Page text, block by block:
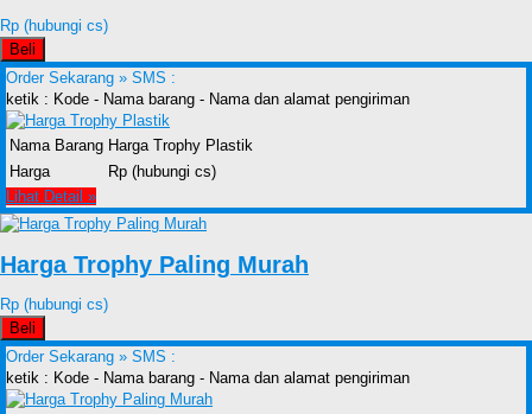
Rp (hubungi cs)
Beli
Order Sekarang » SMS :
ketik : Kode - Nama barang - Nama dan alamat pengiriman
Nama Barang Harga Trophy Plastik
Harga
Rp (hubungi cs)
Lihat Detail »
Harga Trophy Paling Murah
Rp (hubungi cs)
Beli
Order Sekarang » SMS :
ketik : Kode - Nama barang - Nama dan alamat pengiriman